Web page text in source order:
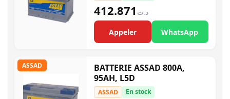
د.ت 412.871
Appeler WhatsApp
ASSAD
BATTERIE ASSAD 800A,
95AH, L5D
ASSAD En stock